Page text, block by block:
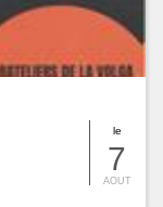
le
7
AOUT